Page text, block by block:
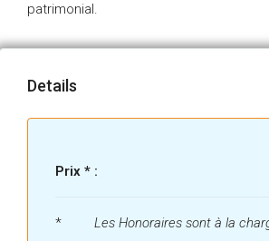
patrimonial.
Details
Prix * :
* Les Honoraires sont à la